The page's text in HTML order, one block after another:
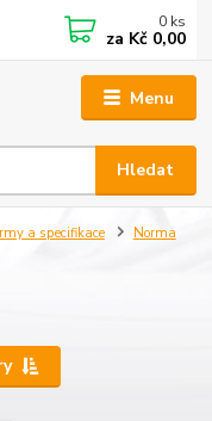
Menu
Hledat
0 ks
za Kč 0,00
a specifikace
Norma